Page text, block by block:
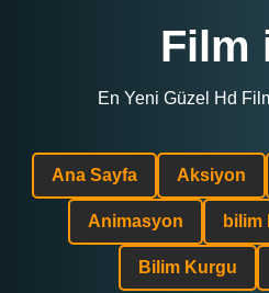
Film
En Yeni Güzel Hd
Ana Sayfa Aksiyon
Animasyon bilim
Bilim Kurgu